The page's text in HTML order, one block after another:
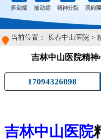
当前位置：长春中山医院 >
吉林中山医院精
17094326098
吉林中山医院